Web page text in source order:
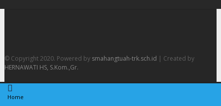
© Copyright 2020. Powered by smahangtuah-trk.sch.id | Created by
HERNAWATI HS, S.Kom.,Gr.
Home